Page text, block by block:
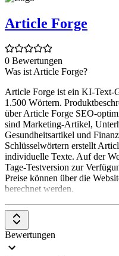
Article Forge
0 Bewertungen
Was ist Article Forge?
Article Forge ist ein KI-Text-
1.500 Wörtern.
über Article Forge SEO-
sind Marketing-Artikel,
Gesundheitsartikel und
Schlüsselwörtern erstellt
individuelle Texte. Auf der
Tage-Testversion zur
Preise können über die
berechnet werden.
Bewertungen